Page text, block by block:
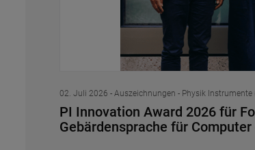
02. Juli 2026 - Auszeichnungen - Physik Instrumente
PI Innovation Award 2026 für
Gebärdensprache für